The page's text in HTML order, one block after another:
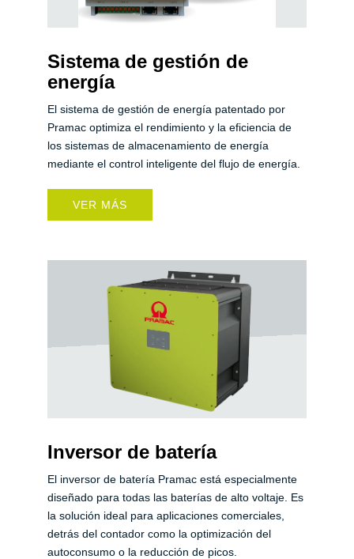
Sistema de gestión de
energía
El sistema de gestión de energía patentado por
Pramac optimiza el rendimiento y la eficiencia de
los sistemas de almacenamiento de energía
mediante el control inteligente del flujo de energía.
VER MÁS
Inversor de batería
El inversor de batería Pramac está especialmente
diseñado para todas las baterías de alto voltaje. Es
la solución ideal para aplicaciones comerciales,
detrás del contador como la optimización del
autoconsumo o la reducción de picos.